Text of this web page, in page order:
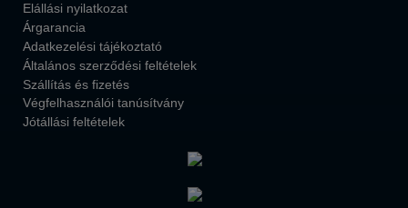
Elállási nyilatkozat
Árgarancia
Adatkezelési tájékoztató
Általános szerződési feltételek
Szállítás és fizetés
Végfelhasználói tanúsítvány
Jótállási feltételek